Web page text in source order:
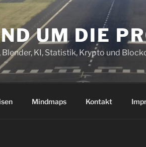
UM DIE
KI, Statistik, Krypto und
Mindmaps Kontakt